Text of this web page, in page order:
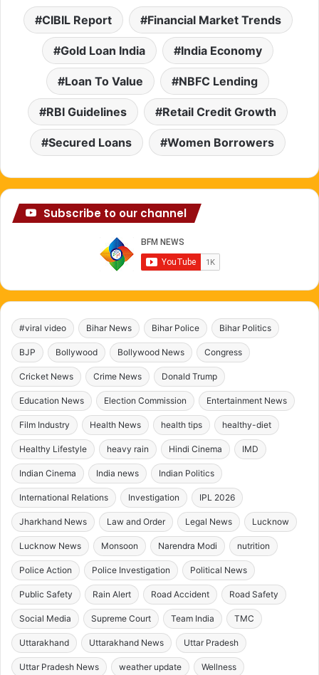
CIBIL Report Financial Market Trends
Gold Loan India India Economy
Loan To Value NBFC Lending
RBI Guidelines Retail Credit Growth
Secured Loans Women Borrowers
Subscribe to our channel
#viral video Bihar News Bihar Police Bihar Politics
BJP Bollywood Bollywood News Congress
Cricket News Crime News Donald Trump
Education News Election Commission Entertainment News
Film Industry Health News health tips healthy-diet
Healthy Lifestyle heavy rain Hindi Cinema IMD
Indian Cinema India news Indian Politics
International Relations Investigation IPL 2026
Jharkhand News Law and Order Legal News Lucknow
Lucknow News Monsoon Narendra Modi nutrition
Police Action Police Investigation Political News
Public Safety Rain Alert Road Accident Road Safety
Social Media Supreme Court Team India TMC
Uttarakhand Uttarakhand News Uttar Pradesh
Uttar Pradesh News weather update Wellness